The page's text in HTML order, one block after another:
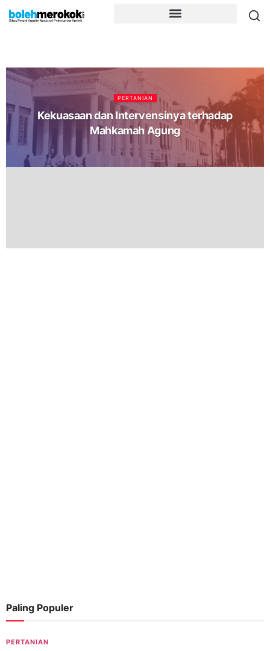
PERTANIAN
Kekuasaan dan Intervensinya terhadap
Mahkamah Agung
Paling Populer
PERTANIAN